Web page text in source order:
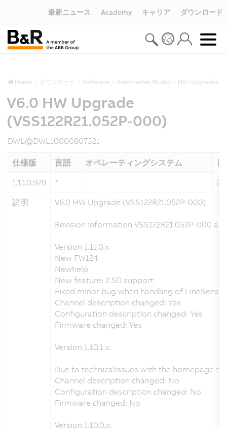
最新ニュース Academy キャリア ダウンロード
Home ダウンロード Software Automation Studio HW Upgrades
V6.0 HW Upgrade
(VSS122R21.052P-000)
DWL@DWL10000807321
仕様版 言語 オペレーティングシステム
1.11.0.929
*
説明
V6.0 HW Upgrade (VSS122R21.052P-000)
Revision information VSS122R21.052P-000
Version 1.11.0.x:
New FW124
Newhelp
New feature: 2.5D support
Fixed minor bug when handling of
Channel description changed: Yes
Configuration description changed: Yes
Firmware changed: Yes
Version 1.10.1.x:
Due to technicalissues with the homepage
Channel description changed: No
Configuration description changed: No
Firmware changed: No
Version 1.10.0.x: